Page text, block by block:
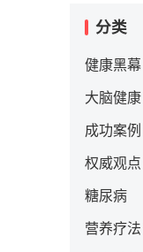
分类
健康黑幕
大脑健康
成功案例
权威观点
糖尿病
营养疗法